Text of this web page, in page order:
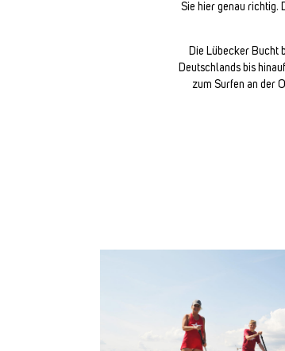
Sie hier genau richtig.
Die Lübecker Bucht
Deutschlands bis
zum Surfen an der